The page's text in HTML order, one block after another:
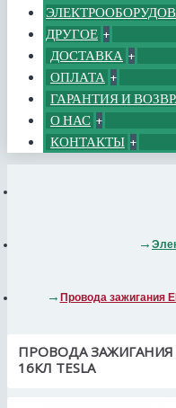
ДРУГОЕ +
ДОСТАВКА +
ОПЛАТА +
ГАРАНТИЯ И
О НАС +
КОНТАКТЫ +
Провода зажигания
ПРОВОДА ЗАЖИГАНИЯ
16КЛ TESLA